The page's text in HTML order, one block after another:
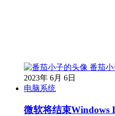
番茄小
2023年 6月 6日
电脑系统
微软将结束Windows